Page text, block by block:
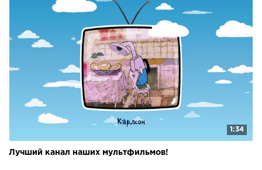
1:34
Лучший канал наших мультфильмов!